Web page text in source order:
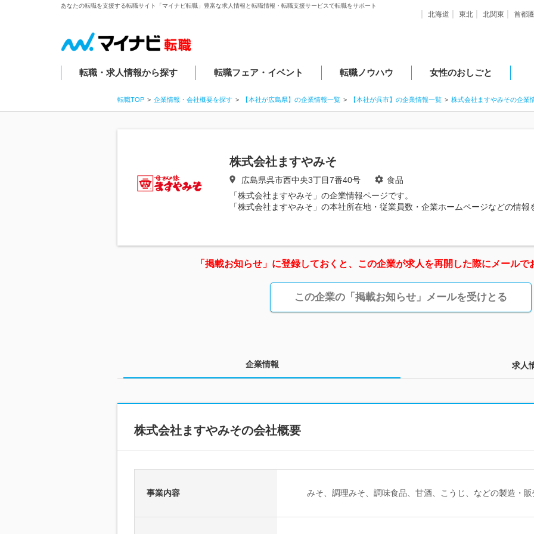
あなたの転職を支援する転職サイト「マイナビ転職」豊富な求人情報と転職情報・転職支援サービスで転職をサポート
北海道 東北 北関東 首都圏
転職・求人情報から探す 転職フェア・イベント 転職ノウハウ 女性のおしごと
転職TOP 企業情報・会社概要を探す 【本社が広島県】の企業情報一覧 【本社が呉市】の企業情報一覧 株式会社ますやみその企業
株式会社ますやみそ
広島県呉市西中央3丁目7番40号
食品
「株式会社ますやみそ」の企業情報ページです。
「株式会社ますやみそ」の本社所在地・従業員数・企業ホームページなどの情報
「掲載お知らせ」に登録しておくと、この企業が求人を再開した際にメールで
この企業の「掲載お知らせ」メールを受けとる
企業情報 求人
株式会社ますやみその会社概要
事業内容 みそ、調理みそ、調味食品、甘酒、こうじ、などの製造・販